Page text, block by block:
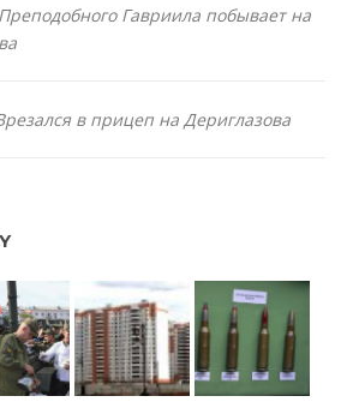
Гавриила побывает на
в прицеп на Дериглазова